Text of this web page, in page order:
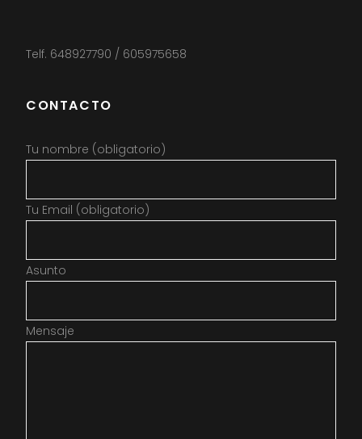
Telf. 648927790 / 605975658
CONTACTO
Tu nombre (obligatorio)
Tu Email (obligatorio)
Asunto
Mensaje